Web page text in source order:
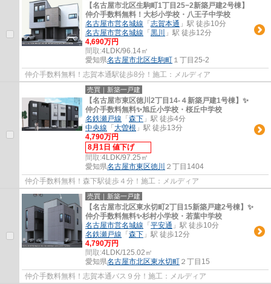
【名古屋市北区生駒町1丁目25−2新築戸建2号棟】
仲介手数料無料！大杉小学校・八王子中学校
名古屋市営名城線 「 志賀本通 」駅 徒歩10分
名古屋市営名城線 「 黒川
」駅 徒歩12分
4,690万円
間取:4LDK/96.14㎡
愛知県名古屋市北区生駒町 １丁目25-2
仲介手数料無料！志賀本通駅徒歩8分！施工：メルディア
売買｜新築一戸建
【名古屋市東区徳川2丁目14-４新築戸建1号棟】✨️
仲介手数料無料✨️旭丘小学校・桜丘中学校
名鉄瀬戸線 「 森下 」駅 徒歩4分
中央線 「 大曽根 」駅 徒歩13分
4,790万円
8月1日 値下げ
間取:4LDK/97.25㎡
愛知県名古屋市東区徳川 ２丁目1404
仲介手数料無料！森下駅徒歩４分！施工：メルディア
売買｜新築一戸建
【名古屋市北区東水切町2丁目15新築戸建2号棟】✨️
仲介手数料無料✨️杉村小学校・若葉中学校
名古屋市営名城線 「 平安通 」駅 徒歩10分
名鉄瀬戸線 「 森下 」駅 徒歩12分
4,790万円
間取:4LDK/125.02㎡
愛知県名古屋市北区東水切町 ２丁目15
仲介手数料無料！志賀本通バス９分！施工：メルディア